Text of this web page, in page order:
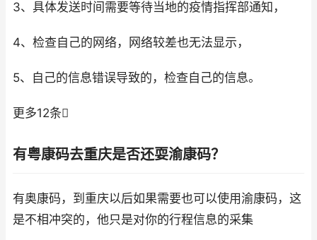
3、具体发送时间需要等待当地的疫情指挥部通知，
4、检查自己的网络，网络较差也无法显示，
5、自己的信息错误导致的，检查自己的信息。
更多12条
有粤康码去重庆是否还耍渝康码？
有奥康码，到重庆以后如果需要也可以使用渝康码，这
是不相冲突的，他只是对你的行程信息的采集